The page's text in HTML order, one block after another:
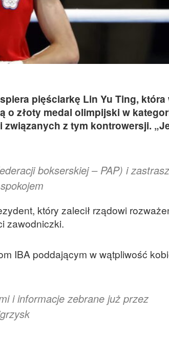
pięściarkę Lin Yu Ting, która
o złoty medal olimpijski w
związanych z tym kontrowersji.
bokserskiej – PAP) i
który zalecił rządowi
zawodniczki.
IBA poddającym w wątpliwość
i informacje zebrane już przez